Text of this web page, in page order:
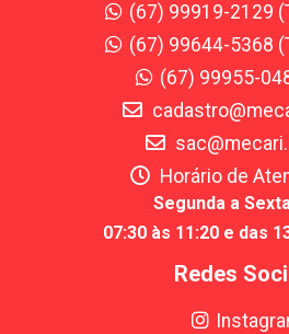
(67) 99919-2129
(67) 99644-5368
(67) 99955-
Horário de
Segunda a
07:30 às 11:20 e das
Redes